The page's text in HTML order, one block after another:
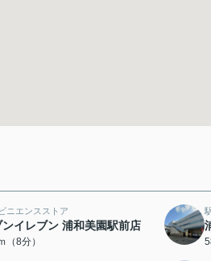
ニエンスストア
ンイレブン 浦和美園駅前店
（8分）